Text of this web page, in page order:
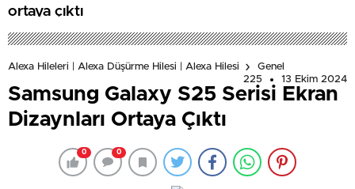
ortaya çıktı
Alexa Hileleri | Alexa Düşürme Hilesi | Alexa Hilesi
Genel
225
13 Ekim 2024
Samsung Galaxy S25 Serisi Ekran
Dizaynları Ortaya Çıktı
0 0